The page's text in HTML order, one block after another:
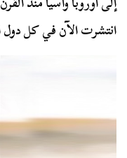
انتشرت الآن في كل دول